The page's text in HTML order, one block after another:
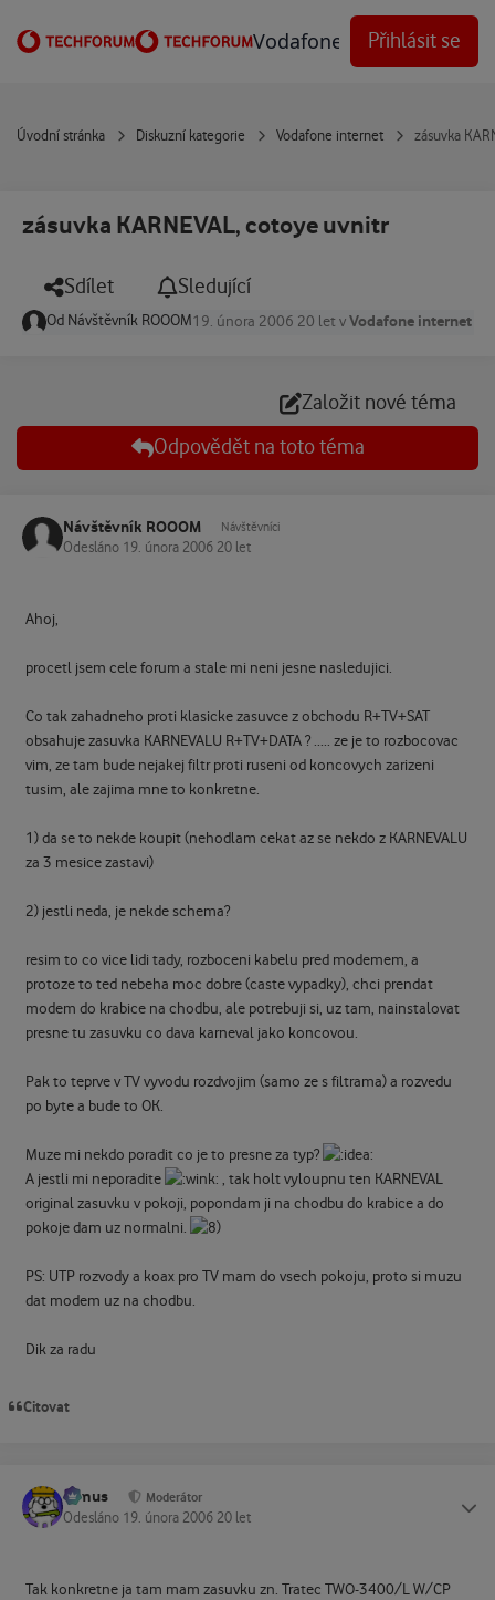
Vodafone Techforum
Přihlásit se
Úvodní stránka Diskuzní kategorie Vodafone internet zásuvka
zásuvka KARNEVAL, cotoye uvnitr
Sdílet Sledující
Od Návštěvník ROOOM19. února 2006 20 let vVodafone internet
Založit nové téma
Odpovědět na toto téma
Návštěvník ROOOM Návštěvníci
Odesláno 19. února 2006 20 let
Ahoj,
procetl jsem cele forum a stale mi neni jesne nasledujici.
Co tak zahadneho proti klasicke zasuvce z obchodu R+TV+SAT
obsahuje zasuvka KARNEVALU R+TV+DATA ? ..... ze je to rozbocovac
vim, ze tam bude nejakej filtr proti ruseni od koncovych zarizeni
tusim, ale zajima mne to konkretne.
1) da se to nekde koupit (nehodlam cekat az se nekdo z KARNEVALU
za 3 mesice zastavi)
2) jestli neda, je nekde schema?
resim to co vice lidi tady, rozboceni kabelu pred modemem, a
protoze to ted nebeha moc dobre (caste vypadky), chci prendat
modem do krabice na chodbu, ale potrebuji si, uz tam, nainstalovat
presne tu zasuvku co dava karneval jako koncovou.
Pak to teprve v TV vyvodu rozdvojim (samo ze s filtrama) a rozvedu
po byte a bude to OK.
Muze mi nekdo poradit co je to presne za typ?
A jestli mi neporadite
, tak holt vyloupnu ten KARNEVAL
original zasuvku v pokoji, popondam ji na chodbu do krabice a do
pokoje dam uz normalni.
PS: UTP rozvody a koax pro TV mam do vsech pokoju, proto si muzu
dat modem uz na chodbu.
Dik za radu
Citovat
tomus Moderátor
Odesláno 19. února 2006 20 let
Tak konkretne ja tam mam zasuvku zn. Tratec TWO-3400/L W/CP